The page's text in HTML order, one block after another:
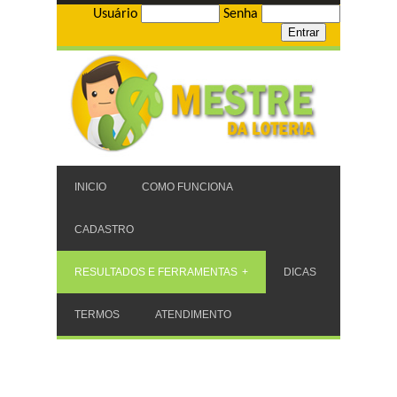
Usuário Senha
INICIO COMO FUNCIONA
CADASTRO
RESULTADOS E FERRAMENTAS DICAS
TERMOS ATENDIMENTO